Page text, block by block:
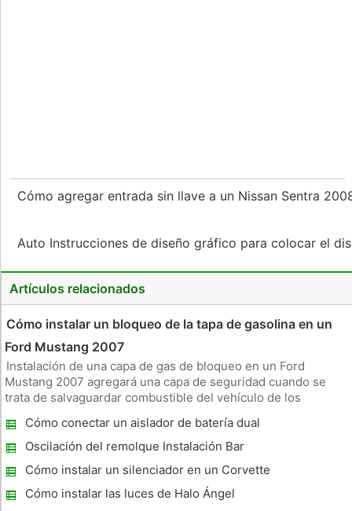
Cómo agregar entrada sin llave a un Nissan Sentra
Auto Instrucciones de diseño gráfico para colocar el
Artículos relacionados
Cómo instalar un bloqueo de la tapa de gasolina en un
Ford Mustang 2007
Instalación de una capa de gas de bloqueo en un Ford
Mustang 2007 agregará una capa de seguridad cuando se
trata de salvaguardar combustible del vehículo de los
propietario para utilizar una clave especialmente adaptados
para quitar el tapón del
Cómo conectar un aislador de batería dual
Oscilación del remolque Instalación Bar
Cómo instalar un silenciador en un Corvette
Z06
Cómo instalar las luces de Halo Ángel